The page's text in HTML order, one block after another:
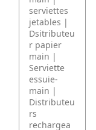
serviettes
jetables |
Dsitributeu
r papier
main |
Serviette
essuie-
main |
Distributeu
rs
rechargea